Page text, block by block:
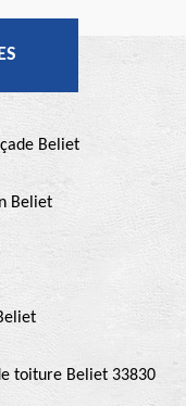
Beliet
Beliet
toiture Beliet 33830